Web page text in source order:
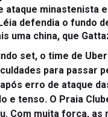
ataque minastenista
defendia o fundo
uma china, que
set, o time de
para passar
erro de ataque
e tenso. O Praia
Com muita força, as